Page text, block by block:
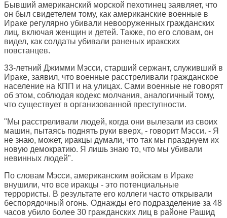
Бывший американский морской пехотинец заявляет, что
он был свидетелем тому, как американские военные в
Ираке регулярно убивали невооруженных гражданских
лиц, включая женщин и детей. Также, по его словам, он
видел, как солдаты убивали раненых иракских
повстанцев.
33-летний Джимми Мэсси, старший сержант, служивший в
Ираке, заявил, что военные расстреливали гражданское
население на КПП и на улицах. Сами военные не говорят
об этом, соблюдая кодекс молчания, аналогичный тому,
что существует в организованной преступности.
"Мы расстреливали людей, когда они вылезали из своих
машин, пытаясь поднять руки вверх, - говорит Мэсси. - Я
не знаю, может, иракцы думали, что так мы празднуем их
новую демократию. Я лишь знаю то, что мы убивали
невинных людей".
По словам Мэсси, американским войскам в Ираке
внушили, что все иракцы - это потенциальные
террористы. В результате его коллеги часто открывали
беспорядочный огонь. Однажды его подразделение за 48
часов убило более 30 гражданских лиц в районе Рашид